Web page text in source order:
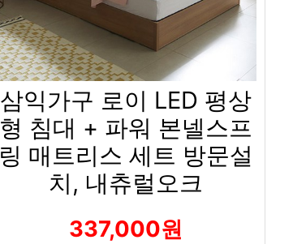
삼익가구 로이 LED 평상
형 침대 + 파워 본넬스프
링 매트리스 세트 방문설
치, 내츄럴오크
337,000원